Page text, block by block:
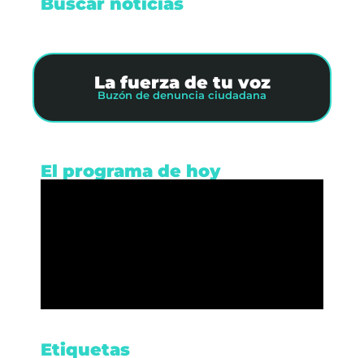
La fuerza de tu voz
Buzón de denuncia ciudadana
El programa de hoy
Etiquetas